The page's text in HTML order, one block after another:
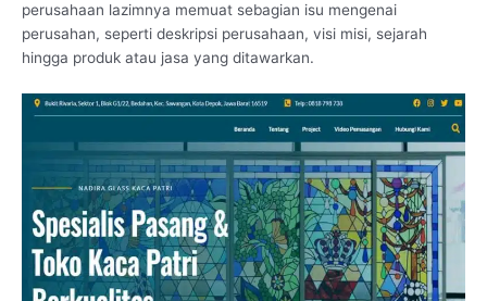
perusahaan lazimnya memuat sebagian isu mengenai
perusahan, seperti deskripsi perusahaan, visi misi, sejarah
hingga produk atau jasa yang ditawarkan.